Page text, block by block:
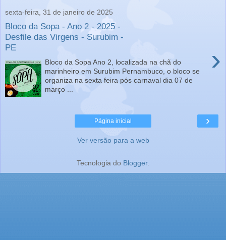
sexta-feira, 31 de janeiro de 2025
Bloco da Sopa - Ano 2 - 2025 -
Desfile das Virgens - Surubim -
PE
›
Bloco da Sopa Ano 2, localizada na chã do
marinheiro em Surubim Pernambuco, o bloco se
organiza na sexta feira pós carnaval dia 07 de
março ...
›
Página inicial
Ver versão para a web
Tecnologia do Blogger.